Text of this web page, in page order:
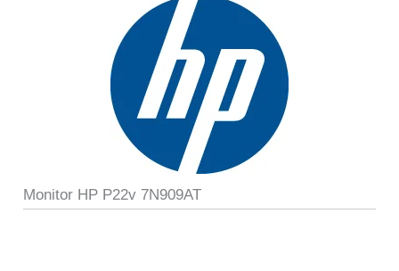
Monitor HP P22v 7N909AT